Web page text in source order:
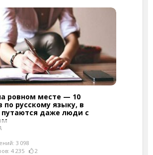
ровном месте — 10
по русскому языку, в
путаются даже люди с
3 098
4 235
2